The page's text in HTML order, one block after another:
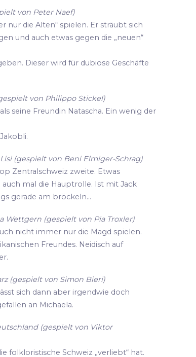
von Peter Naef)
nur die Alten“ spielen. Er sträubt sich
und auch etwas gegen die „neuen“
Dieser wird für dubiose Geschäfte
von Philippo Stickel)
seine Freundin Natascha. Ein wenig der
(gespielt von Beni Elmiger-Schrag)
Zentralschweiz zweite. Etwas
mal die Hauptrolle. Ist mit Jack
gerade am bröckeln...
Wettgern (gespielt von Pia Troxler)
nicht immer nur die Magd spielen.
Freundes. Neidisch auf
(gespielt von Simon Bieri)
sich dann aber irgendwie doch
an Michaela.
(gespielt von Viktor
folkloristische Schweiz „verliebt“ hat.